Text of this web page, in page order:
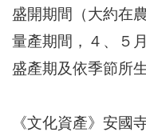
盛開期間（大約在
量產期間，４、５
盛產期及依季節所
《文化資產》安國